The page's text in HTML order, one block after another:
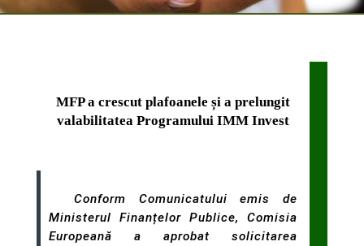
MFP a crescut plafoanele și a prelungit
valabilitatea Programului IMM Invest
Conform Comunicatului emis de
Ministerul Finanțelor Publice, Comisia
Europeană a aprobat solicitarea